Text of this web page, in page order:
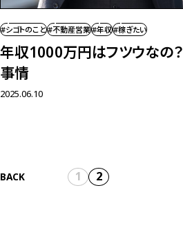
#シゴトのこと#不動産営業#年収#稼ぎたい
年収1000万円はフツウなの？
事情
2025.06.10
BACK 1 2